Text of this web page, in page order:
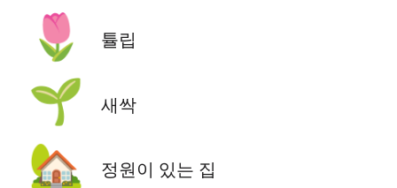
🌷 튤립
🌱 새싹
🏡 정원이 있는 집